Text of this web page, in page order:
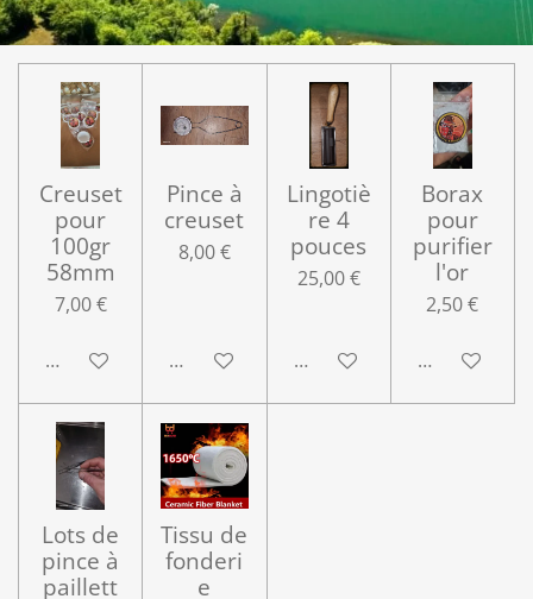
Creuset
pour
100gr
58mm
7,00 €
Ajouter au panier
Pince à
creuset
8,00 €
Ajouter au panier
Lingotiè
re 4
pouces
25,00 €
Ajouter au panier
Borax
pour
purifier
l'or
2,50 €
Ajouter au
Lots de
pince à
paillett
Tissu de
fonderi
e